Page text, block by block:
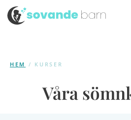
HEM / KURSER
Våra